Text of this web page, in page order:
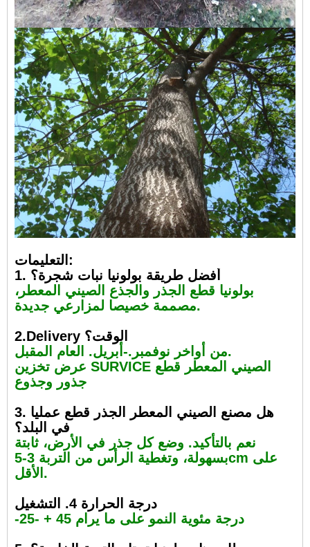
التعليمات:
1. أفضل طريقة بولونيا نبات شجرة؟
بولونيا قطع الجذر والجذع الصيني المعطر،
مصممة خصيصا لمزارعي جديدة.
2.Delivery الوقت؟
من أواخر نوفمبر.-أبريل. العام المقبل.
عرض تخزين SURVICE الصيني المعطر قطع
جذور وجذوع
3. هل مصنع الصيني المعطر الجذر قطع عمليا
في البلد؟
نعم بالتأكيد. وضع كل جذر في الأرض، ثابتة
بسهولة، وتغطية الرأس من التربة 3-5cm على
الأقل.
درجة الحرارة 4. التشغيل
-25- + 45 درجة مئوية النمو على ما يرام